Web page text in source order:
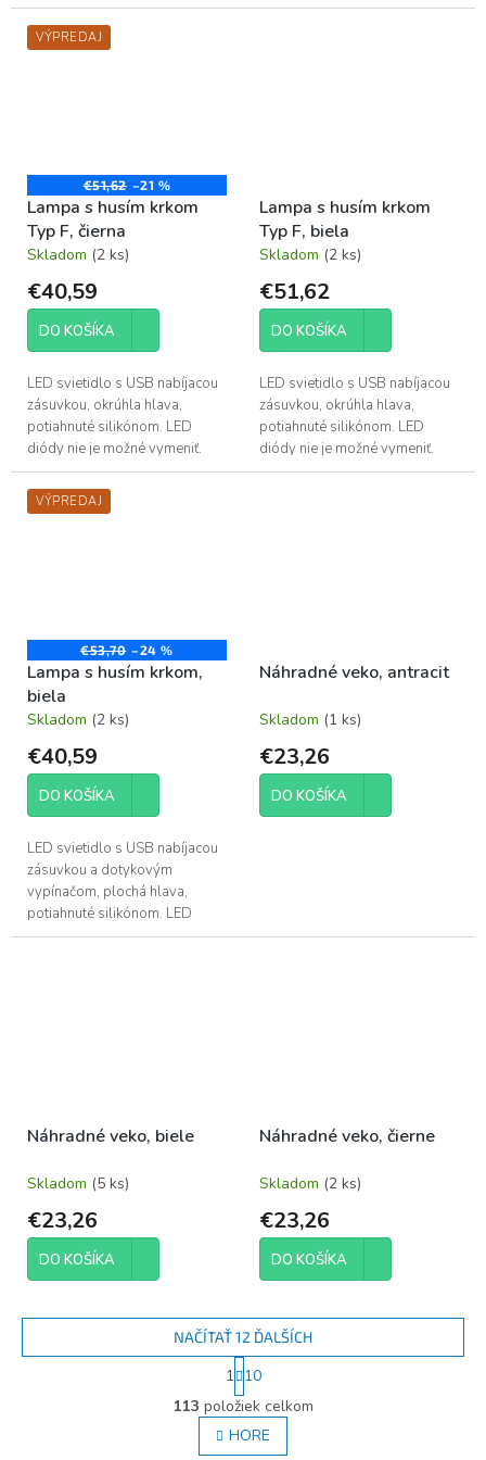
VÝPREDAJ
€51,62 –21 %
Lampa s husím krkom
Typ F, čierna
Skladom (2 ks)
€40,59
DO KOŠÍKA
LED svietidlo s USB nabíjacou
zásuvkou, okrúhla hlava,
potiahnuté silikónom. LED
diódy nie je možné vymeniť.
Dĺžka kábla: 2 m.
Lampa s husím krkom
Typ F, biela
Skladom (2 ks)
€51,62
DO KOŠÍKA
LED svietidlo s USB nabíjacou
zásuvkou, okrúhla hlava,
potiahnuté silikónom. LED
diódy nie je možné vymeniť.
Dĺžka kábla: 2 m.
VÝPREDAJ
€53,70 –24 %
Lampa s husím krkom,
biela
Skladom (2 ks)
€40,59
DO KOŠÍKA
LED svietidlo s USB nabíjacou
zásuvkou a dotykovým
vypínačom, plochá hlava,
potiahnuté silikónom. LED
diódy nie je možné vymeniť.
Náhradné veko, antracit
Skladom (1 ks)
€23,26
DO KOŠÍKA
Náhradné veko, biele
Skladom (5 ks)
€23,26
DO KOŠÍKA
Náhradné veko, čierne
Skladom (2 ks)
€23,26
DO KOŠÍKA
O
v
l
NAČÍTAŤ 12 ĎALŠÍCH
S
t
r
á
n
1 10
113 položiek celkom
HORE